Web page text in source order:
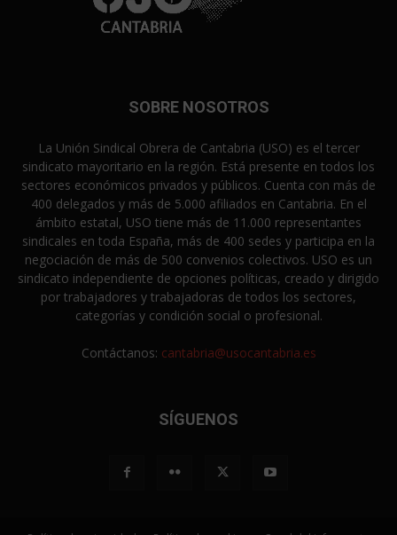
SOBRE NOSOTROS
La Unión Sindical Obrera de Cantabria (USO) es el tercer
sindicato mayoritario en la región. Está presente en todos los
sectores económicos privados y públicos. Cuenta con más de
400 delegados y más de 5.000 afiliados en Cantabria. En el
ámbito estatal, USO tiene más de 11.000 representantes
sindicales en toda España, más de 400 sedes y participa en la
negociación de más de 500 convenios colectivos. USO es un
sindicato independiente de opciones políticas, creado y dirigido
por trabajadores y trabajadoras de todos los sectores,
categorías y condición social o profesional.
Contáctanos: cantabria@usocantabria.es
SÍGUENOS